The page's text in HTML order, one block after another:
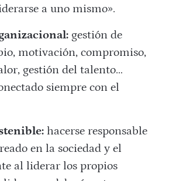
a uno mismo».
gestión de
motivación, compromiso,
gestión del talento…
siempre con el
hacerse responsable
en la sociedad y el
al liderar los propios